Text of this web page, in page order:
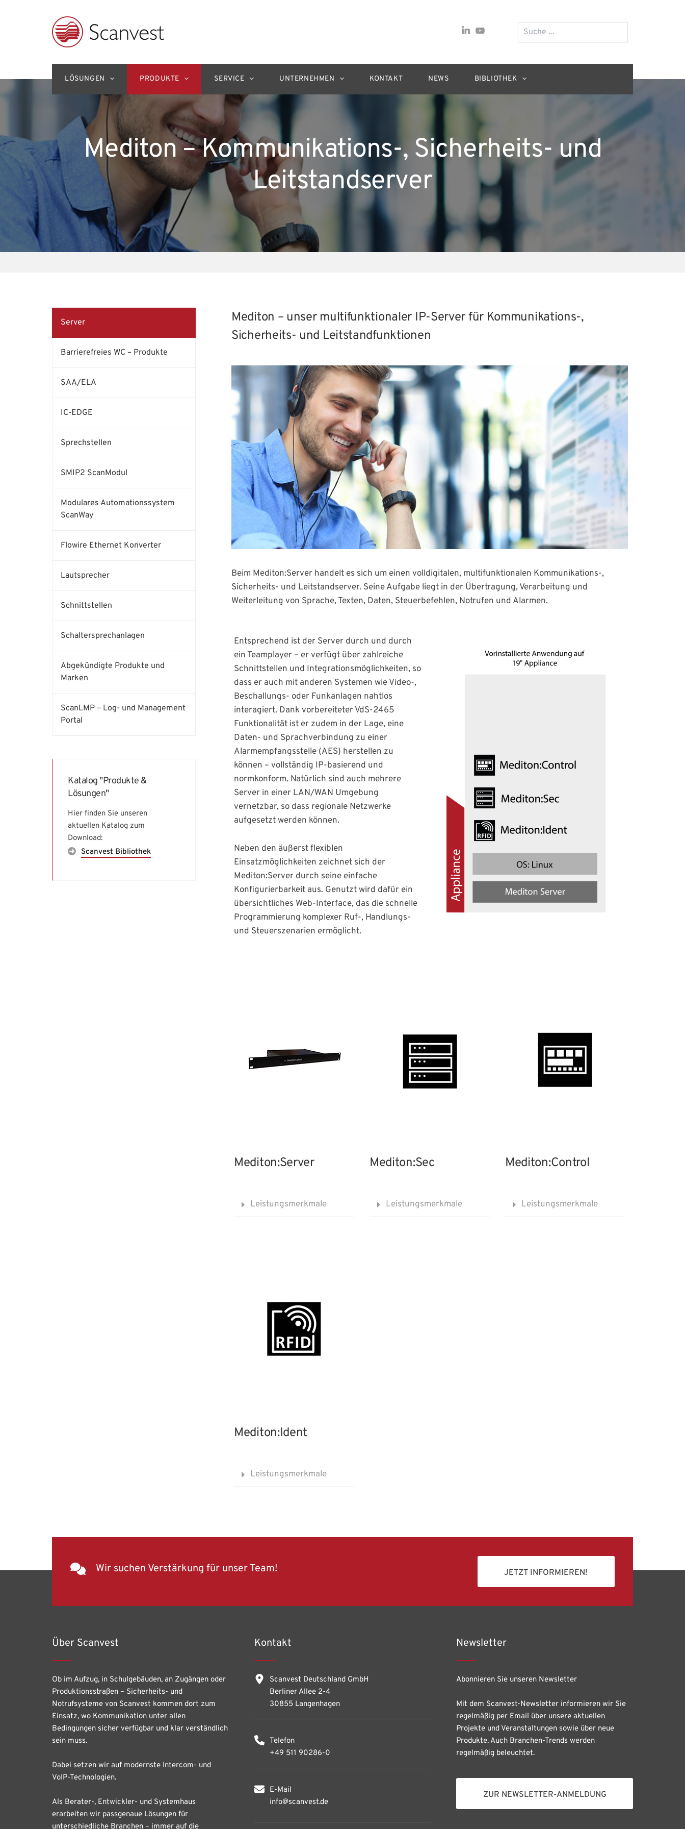
LÖSUNGEN PRODUKTE SERVICE UNTERNEHMEN KONTAKT NEWS BIBLIOTHEK
Mediton – Kommunikations-, Sicherheits- und
Leitstandserver
Server
Barrierefreies WC – Produkte
SAA/ELA
IC-EDGE
Sprechstellen
SMIP2 ScanModul
Modulares Automationssystem
ScanWay
Flowire Ethernet Konverter
Lautsprecher
Schnittstellen
Schaltersprechanlagen
Abgekündigte Produkte und
Marken
ScanLMP – Log- und Management
Portal
Katalog "Produkte &
Lösungen"
Hier finden Sie unseren
aktuellen Katalog zum
Download:
Scanvest Bibliothek
Mediton – unser multifunktionaler IP-Server für Kommunikations-,
Sicherheits- und Leitstandfunktionen
Beim Mediton:Server handelt es sich um einen volldigitalen, multifunktionalen Kommunikations-,
Sicherheits- und Leitstandserver. Seine Aufgabe liegt in der Übertragung, Verarbeitung und
Weiterleitung von Sprache, Texten, Daten, Steuerbefehlen, Notrufen und Alarmen.
Entsprechend ist der Server durch und durch
ein Teamplayer – er verfügt über zahlreiche
Schnittstellen und Integrationsmöglichkeiten, so
dass er auch mit anderen Systemen wie Video-,
Beschallungs- oder Funkanlagen nahtlos
interagiert. Dank vorbereiteter VdS-2465
Funktionalität ist er zudem in der Lage, eine
Daten- und Sprachverbindung zu einer
Alarmempfangsstelle (AES) herstellen zu
können – vollständig IP-basierend und
normkonform. Natürlich sind auch mehrere
Server in einer LAN/WAN Umgebung
vernetzbar, so dass regionale Netzwerke
aufgesetzt werden können.
Neben den äußerst flexiblen
Einsatzmöglichkeiten zeichnet sich der
Mediton:Server durch seine einfache
Konfigurierbarkeit aus. Genutzt wird dafür ein
übersichtliches Web-Interface, das die schnelle
Programmierung komplexer Ruf-, Handlungs-
und Steuerszenarien ermöglicht.
Mediton:Server
Leistungsmerkmale
Mediton:Sec
Leistungsmerkmale
Mediton:Control
Leistungsmerkmale
Mediton:Ident
Leistungsmerkmale
Wir suchen Verstärkung für unser Team! JETZT INFORMIEREN!
Über Scanvest
Ob im Aufzug, in Schulgebäuden, an Zugängen oder
Produktionsstraßen – Sicherheits- und
Notrufsysteme von Scanvest kommen dort zum
Einsatz, wo Kommunikation unter allen
Bedingungen sicher verfügbar und klar verständlich
sein muss.
Dabei setzen wir auf modernste Intercom- und
VoIP-Technologien.
Als Berater-, Entwickler- und Systemhaus
erarbeiten wir passgenaue Lösungen für
unterschiedliche Branchen – immer auf die
Kontakt
Scanvest Deutschland GmbH
Berliner Allee 2-4
30855 Langenhagen
Telefon
+49 511 90286-0
E-Mail
info@scanvest.de
Newsletter
Abonnieren Sie unseren Newsletter
Mit dem Scanvest-Newsletter informieren wir Sie
regelmäßig per Email über unsere aktuellen
Projekte und Veranstaltungen sowie über neue
Produkte. Auch Branchen-Trends werden
regelmäßig beleuchtet.
ZUR NEWSLETTER-ANMELDUNG